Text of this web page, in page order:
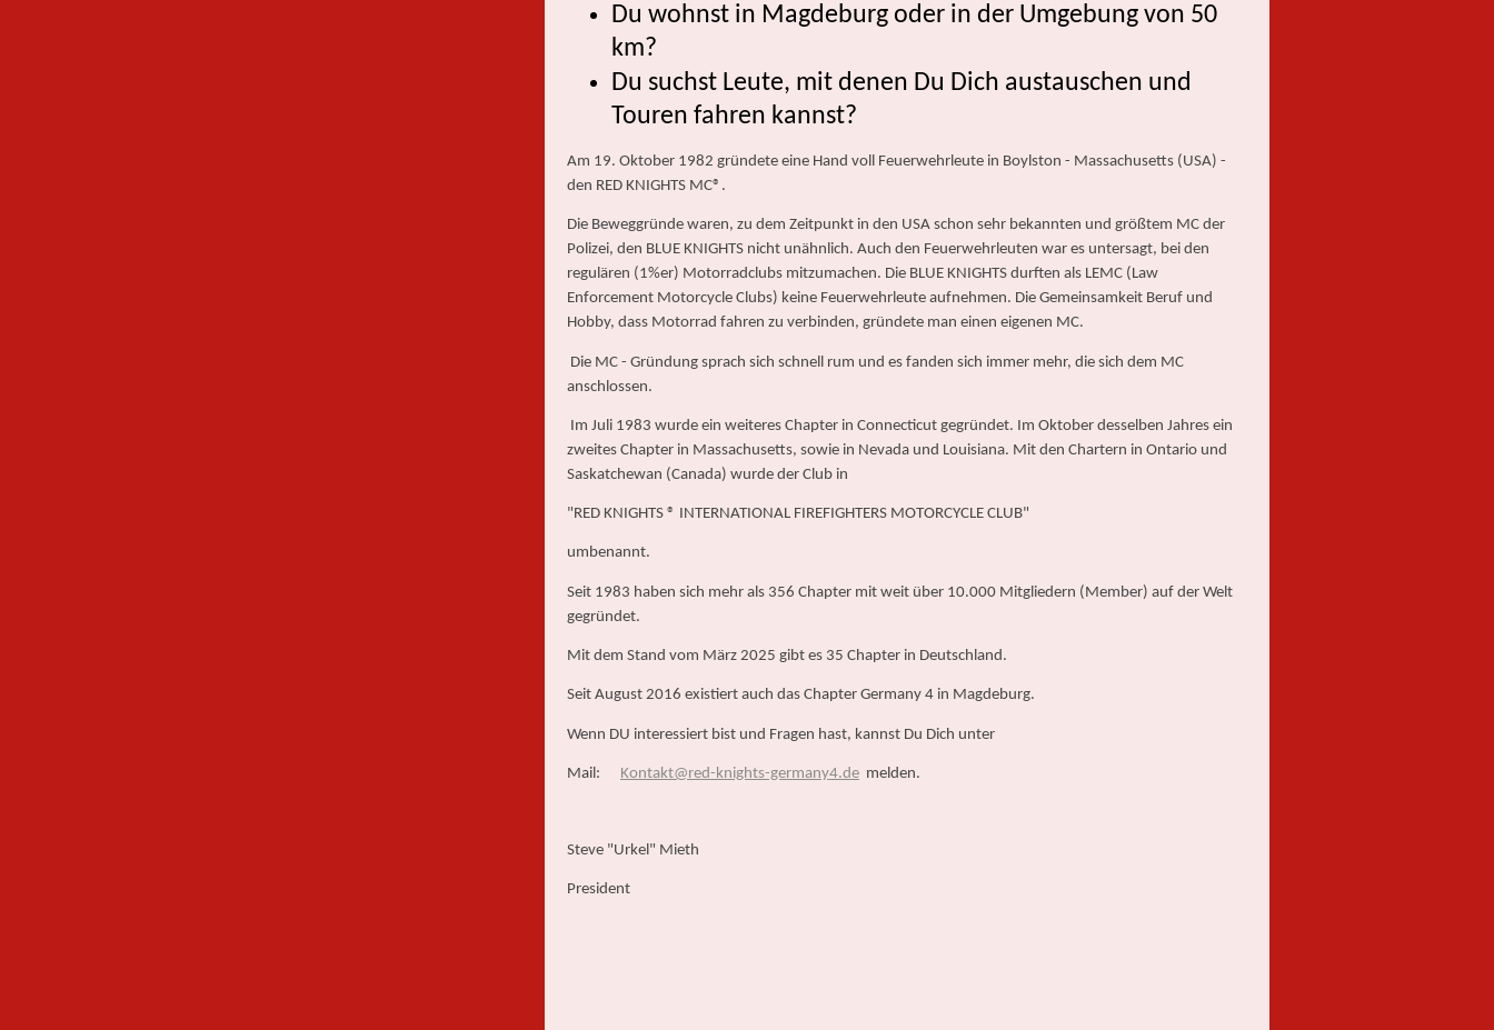
Du wohnst in Magdeburg oder in der Umgebung von 50
km?
Du suchst Leute, mit denen Du Dich austauschen und
Touren fahren kannst?
Am 19. Oktober 1982 gründete eine Hand voll Feuerwehrleute in Boylston - Massachusetts (USA) -
den RED KNIGHTS MC®.
Die Beweggründe waren, zu dem Zeitpunkt in den USA schon sehr bekannten und größtem MC der
Polizei, den BLUE KNIGHTS nicht unähnlich. Auch den Feuerwehrleuten war es untersagt, bei den
regulären (1%er) Motorradclubs mitzumachen. Die BLUE KNIGHTS durften als LEMC (Law
Enforcement Motorcycle Clubs) keine Feuerwehrleute aufnehmen. Die Gemeinsamkeit Beruf und
Hobby, dass Motorrad fahren zu verbinden, gründete man einen eigenen MC.
Die MC - Gründung sprach sich schnell rum und es fanden sich immer mehr, die sich dem MC
anschlossen.
Im Juli 1983 wurde ein weiteres Chapter in Connecticut gegründet. Im Oktober desselben Jahres ein
zweites Chapter in Massachusetts, sowie in Nevada und Louisiana. Mit den Chartern in Ontario und
Saskatchewan (Canada) wurde der Club in
"RED KNIGHTS ® INTERNATIONAL FIREFIGHTERS MOTORCYCLE CLUB"
umbenannt.
Seit 1983 haben sich mehr als 356 Chapter mit weit über 10.000 Mitgliedern (Member) auf der Welt
gegründet.
Mit dem Stand vom März 2025 gibt es 35 Chapter in Deutschland.
Seit August 2016 existiert auch das Chapter Germany 4 in Magdeburg.
Wenn DU interessiert bist und Fragen hast, kannst Du Dich unter
Mail: Kontakt@red-knights-germany4.demelden.
Steve "Urkel" Mieth
President